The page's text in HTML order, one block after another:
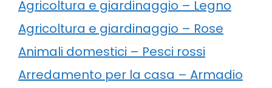
Agricoltura e giardinaggio – Legno
Agricoltura e giardinaggio – Rose
Animali domestici – Pesci rossi
Arredamento per la casa – Armadio